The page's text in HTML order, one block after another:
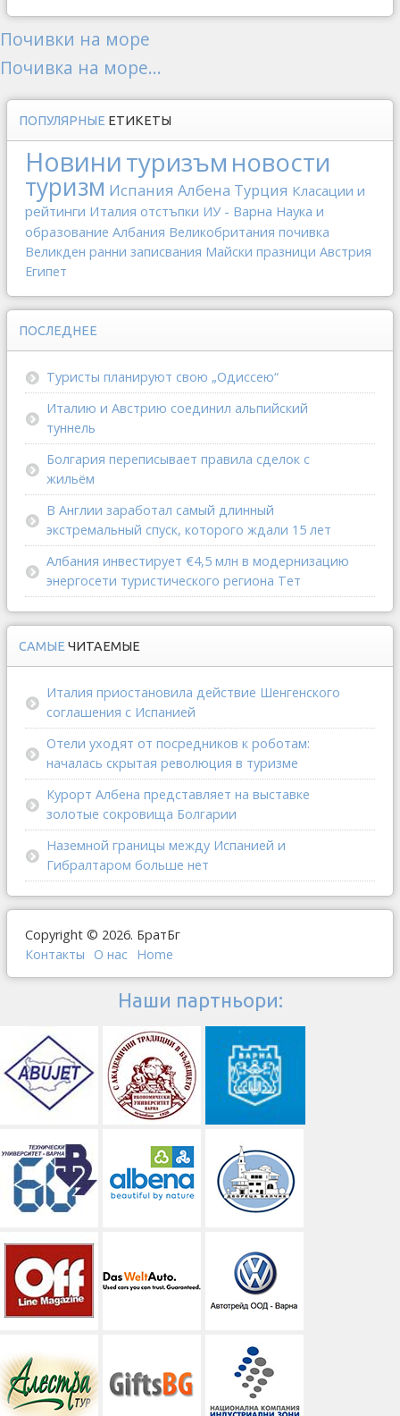
Почивки на море
Почивка на море...
ПОПУЛЯРНЫЕ ЕТИКЕТЫ
Новинитуризъм новости
туризм Испания Албена Турция Класации и
рейтинги Италия отстъпки ИУ - Варна Наука и
образование Албания Великобритания почивка
Великден ранни записвания Майски празници Австрия
Египет
ПОСЛЕДНЕЕ
Туристы планируют свою „Одиссею“
Италию и Австрию соединил альпийский
туннель
Болгария переписывает правила сделок с
жильём
В Англии заработал самый длинный
экстремальный спуск, которого ждали 15 лет
Албания инвестирует €4,5 млн в модернизацию
энергосети туристического региона Тет
САМЫЕ ЧИТАЕМЫЕ
Италия приостановила действие Шенгенского
соглашения с Испанией
Отели уходят от посредников к роботам:
началась скрытая революция в туризме
Курорт Албена представляет на выставке
золотые сокровища Болгарии
Наземной границы между Испанией и
Гибралтаром больше нет
Copyright © 2026. БратБг
Контакты
О наc Home
Наши партньори: